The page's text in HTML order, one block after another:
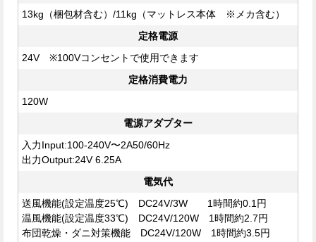
13kg（梱包材含む）/11kg（マットレス本体 ※メカ含む）
定格電源
24V ※100Vコンセントで使用できます
定格消費電力
120W
電源アダプター
入力Input:100-240V〜2A50/60Hz
出力Output:24V 6.25A
電気代
送風機能(設定温度25℃) DC24V/3W 1時間約0.1円
温風機能(設定温度33℃) DC24V/120W 1時間約2.7円
布団乾燥・ダニ対策機能 DC24V/120W 1時間約3.5円